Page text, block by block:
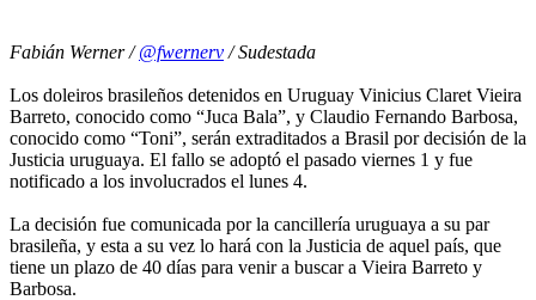
Fabián Werner /@fwernerv / Sudestada
Los doleiros brasileños detenidos en Uruguay Vinicius Claret Vieira
Barreto, conocido como “Juca Bala”, y Claudio Fernando Barbosa,
conocido como “Toni”, serán extraditados a Brasil por decisión de la
Justicia uruguaya. El fallo se adoptó el pasado viernes 1 y fue
notificado a los involucrados el lunes 4.
La decisión fue comunicada por la cancillería uruguaya a su par
brasileña, y esta a su vez lo hará con la Justicia de aquel país, que
tiene un plazo de 40 días para venir a buscar a Vieira Barreto y
Barbosa.